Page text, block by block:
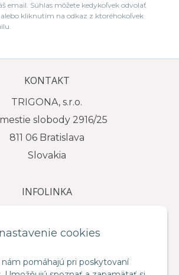
cookies
pomáhajú pri poskytovaní
email. Súhlas môžete kedykoľvek odvolať
kliknutím na odkaz z ktoréhokoľvek
KONTAKT
TRIGONA, s.r.o.
slobody 2916/25
811 06 Bratislava
Slovakia
INFOLINKA
mail: info@trigona.sk